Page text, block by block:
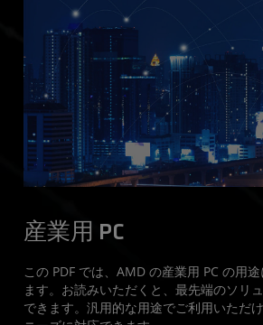
産業用 PC
この PDF では、AMD の産業用 PC の用
ます。お読みいただくと、最先端のソリ
できます。汎用的な用途でご利用いただ